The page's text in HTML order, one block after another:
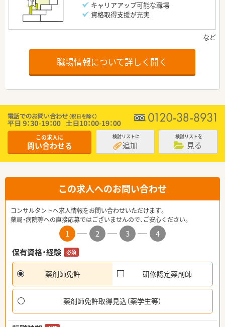
キャリアアップ可能な職場
資格取得支援が充実
職場情報について詳しく聞く
この求人に
問い合わせる
検討リストに
追加
検討リストを
見る
この求人へのお問い合わせ
コンサルタントへ求人情報をお問い合わせいただけます。
薬局・病院等への直接応募ではございませんので、ご安心ください。
1 2 3
4
保有資格・経験
必須
薬剤師免許 研修認定薬剤師
薬剤師免許取得見込（薬学生等）